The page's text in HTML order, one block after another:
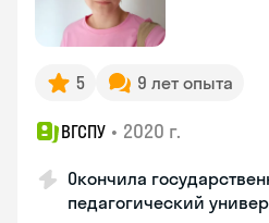
5 9 лет опыта
ВГСПУ • 2020 г.
Окончила
педагогический